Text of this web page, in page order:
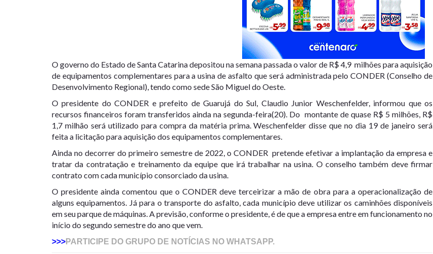
O governo do Estado de Santa Catarina depositou na semana passada o valor de R$ 4,9 milhões para aquisição
de equipamentos complementares para a usina de asfalto que será administrada pelo CONDER (Conselho de
Desenvolvimento Regional), tendo como sede São Miguel do Oeste.
O presidente do CONDER e prefeito de Guarujá do Sul, Claudio Junior Weschenfelder, informou que os
recursos financeiros foram transferidos ainda na segunda-feira(20). Do montante de quase R$ 5 milhões, R$
1,7 milhão será utilizado para compra da matéria prima. Weschenfelder disse que no dia 19 de janeiro será
feita a licitação para aquisição dos equipamentos complementares.
Ainda no decorrer do primeiro semestre de 2022, o CONDER pretende efetivar a implantação da empresa e
tratar da contratação e treinamento da equipe que irá trabalhar na usina. O conselho também deve firmar
contrato com cada município consorciado da usina.
O presidente ainda comentou que o CONDER deve terceirizar a mão de obra para a operacionalização de
alguns equipamentos. Já para o transporte do asfalto, cada município deve utilizar os caminhões disponíveis
em seu parque de máquinas. A previsão, conforme o presidente, é de que a empresa entre em funcionamento no
início do segundo semestre do ano que vem.
>>>PARTICIPE DO GRUPO DE NOTÍCIAS NO WHATSAPP.